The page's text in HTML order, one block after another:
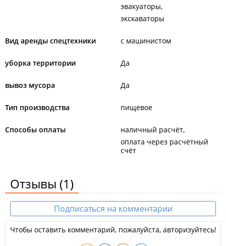
эвакуаторы
экскаваторы
Вид аренды спецтехники с машинистом
уборка территории Да
вывоз мусора Да
Тип производства пищевое
Способы оплаты
наличный расчёт
оплата через расчётный
счёт
Отзывы (1)
Подписаться на комментарии
Чтобы оставить комментарий, пожалуйста, авторизуйтесь!